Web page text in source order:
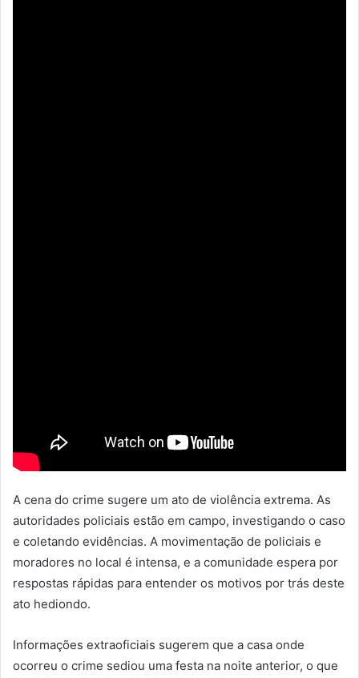
A cena do crime sugere um ato de violência extrema. As
autoridades policiais estão em campo, investigando o caso
e coletando evidências. A movimentação de policiais e
moradores no local é intensa, e a comunidade espera por
respostas rápidas para entender os motivos por trás deste
ato hediondo.
Informações extraoficiais sugerem que a casa onde
ocorreu o crime sediou uma festa na noite anterior, o que